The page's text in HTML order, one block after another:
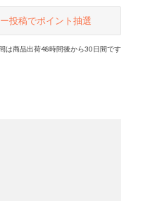
投稿でポイント抽選
は商品出荷48時間後から30日間です